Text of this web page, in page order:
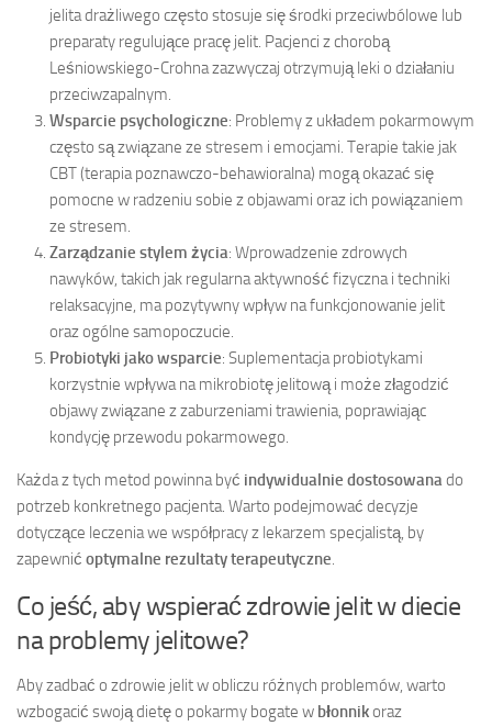
jelita drażliwego często stosuje się środki przeciwbólowe lub
preparaty regulujące pracę jelit. Pacjenci z chorobą
Leśniowskiego-Crohna zazwyczaj otrzymują leki o działaniu
przeciwzapalnym.
Wsparcie psychologiczne: Problemy z układem pokarmowym
często są związane ze stresem i emocjami. Terapie takie jak
CBT (terapia poznawczo-behawioralna) mogą okazać się
pomocne w radzeniu sobie z objawami oraz ich powiązaniem
ze stresem.
Zarządzanie stylem życia: Wprowadzenie zdrowych
nawyków, takich jak regularna aktywność fizyczna i techniki
relaksacyjne, ma pozytywny wpływ na funkcjonowanie jelit
oraz ogólne samopoczucie.
Probiotyki jako wsparcie: Suplementacja probiotykami
korzystnie wpływa na mikrobiotę jelitową i może złagodzić
objawy związane z zaburzeniami trawienia, poprawiając
kondycję przewodu pokarmowego.
Każda z tych metod powinna być indywidualnie dostosowanado
potrzeb konkretnego pacjenta. Warto podejmować decyzje
dotyczące leczenia we współpracy z lekarzem specjalistą, by
zapewnić optymalne rezultaty terapeutyczne.
Co jeść, aby wspierać zdrowie jelit w diecie
na problemy jelitowe?
Aby zadbać o zdrowie jelit w obliczu różnych problemów, warto
wzbogacić swoją dietę o pokarmy bogate w błonnikoraz